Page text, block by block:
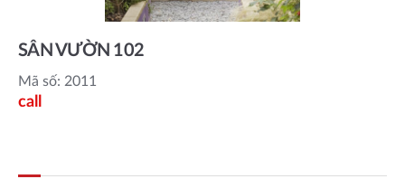
SÂN VƯỜN 102
Mã số: 2011
call